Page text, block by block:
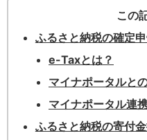
この
ふるさと納税の確定
e-Taxとは？
マイナポータルと
マイナポータル連
ふるさと納税の寄付